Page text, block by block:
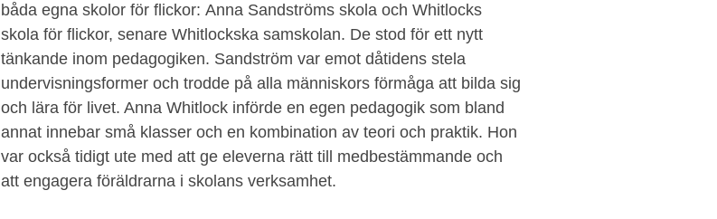
båda egna skolor för flickor: Anna Sandströms skola och Whitlocks
skola för flickor, senare Whitlockska samskolan. De stod för ett nytt
tänkande inom pedagogiken. Sandström var emot dåtidens stela
undervisningsformer och trodde på alla människors förmåga att bilda sig
och lära för livet. Anna Whitlock införde en egen pedagogik som bland
annat innebar små klasser och en kombination av teori och praktik. Hon
var också tidigt ute med att ge eleverna rätt till medbestämmande och
att engagera föräldrarna i skolans verksamhet.